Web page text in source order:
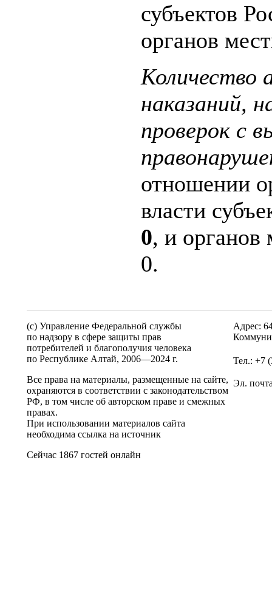
субъектов
органов
Количество
наказаний,
проверок с
отношении
власти
0, и органов
0.
(c) Управление Федеральной службы
по надзору в сфере защиты прав
потребителей и благополучия человека
по Республике Алтай, 2006—2024 г.
Все права на материалы, размещенные на сайте,
охраняются в соответствии с законодательством
РФ, в том числе об авторском праве и смежных
правах.
При использовании материалов сайта
необходима ссылка на источник
Сейчас 1867 гостей онлайн
Адрес:
Тел.: +7
Эл.